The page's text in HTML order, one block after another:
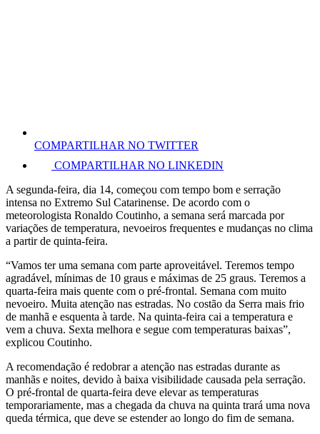
COMPARTILHAR NO TWITTER
COMPARTILHAR NO LINKEDIN
A segunda-feira, dia 14, começou com tempo bom e serração
intensa no Extremo Sul Catarinense. De acordo com o
meteorologista Ronaldo Coutinho, a semana será marcada por
variações de temperatura, nevoeiros frequentes e mudanças no clima
a partir de quinta-feira.
“Vamos ter uma semana com parte aproveitável. Teremos tempo
agradável, mínimas de 10 graus e máximas de 25 graus. Teremos a
quarta-feira mais quente com o pré-frontal. Semana com muito
nevoeiro. Muita atenção nas estradas. No costão da Serra mais frio
de manhã e esquenta à tarde. Na quinta-feira cai a temperatura e
vem a chuva. Sexta melhora e segue com temperaturas baixas”,
explicou Coutinho.
A recomendação é redobrar a atenção nas estradas durante as
manhãs e noites, devido à baixa visibilidade causada pela serração.
O pré-frontal de quarta-feira deve elevar as temperaturas
temporariamente, mas a chegada da chuva na quinta trará uma nova
queda térmica, que deve se estender ao longo do fim de semana.